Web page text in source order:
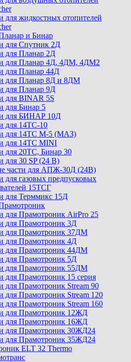
для жидкостных отопителей
и Бинар
для Спутник 2Д
для Планар 2Д
для Планар 4Д, 4ДМ, 4ДМ2
для Планар 44Д
для Планар 8Д и 8ДМ
для Планар 9Д
для BINAR 5S
для Бинар 5
для БИНАР 10Д
для 14ТС-10
для 14ТС М-5 (МАЗ)
для 14ТС MINI
для 20ТС, Бинар 30
для 30 SP (24 В)
части для АПЖ-30Д (24В)
для газовых предпусковых
15ТСГ
для Терммикс 15Д
для Прамотроник AirPro 25
для Прамотроник 3Д
для Прамотроник 37ДМ
для Прамотроник 4Д
для Прамотроник 44ДМ
для Прамотроник 5Д
для Прамотроник 55ДМ
для Прамотроник 15 серия
для Прамотроник Stream 90
для Прамотроник Stream 120
для Прамотроник Stream 160
для Прамотроник 12ЖД
для Прамотроник 16ЖД
для Прамотроник 30ЖД24
для Прамотроник 35ЖД24
ELT 32 Thermo